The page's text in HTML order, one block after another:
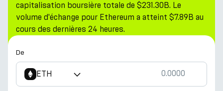
capitalisation boursière totale de $231.30B. Le
volume d'échange pour Ethereum a atteint $7.89B au
cours des dernières 24 heures.
De
ETH